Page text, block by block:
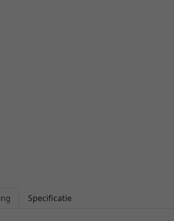
Specificatie